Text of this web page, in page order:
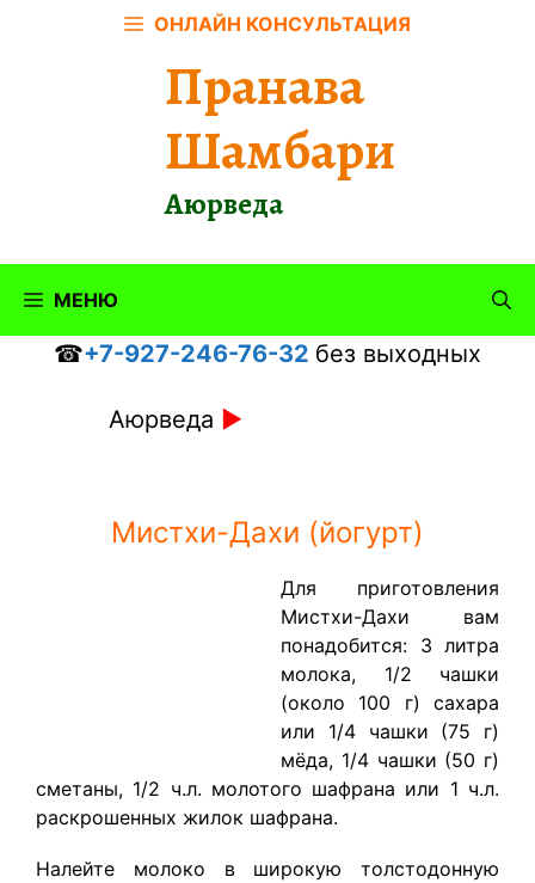
ОНЛАЙН КОНСУЛЬТАЦИЯ
Пранава
Шамбари
Аюрведа
МЕНЮ
☎+7-927-246-76-32 без выходных
Аюрведа ►
Мистхи-Дахи (йогурт)
Для приготовления
Мистхи-Дахи вам
понадобится: 3 литра
молока, 1/2 чашки
(около 100 г) сахара
или 1/4 чашки (75 г)
мёда, 1/4 чашки (50 г)
сметаны, 1/2 ч.л. молотого шафрана или 1 ч.л.
раскрошенных жилок шафрана.
Налейте молоко в широкую толстодонную